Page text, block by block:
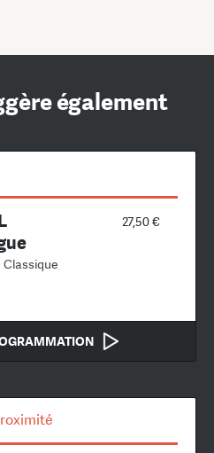
également
27,50 €
Classique